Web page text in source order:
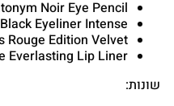
Noir Eye Pencil
Eyeliner Intense
Rouge Edition Velvet
Everlasting Lip Liner
שונות: